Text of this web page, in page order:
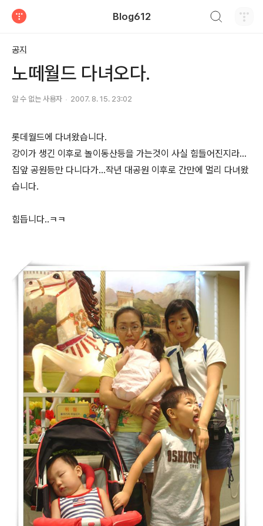
Blog612
공지
노떼월드 다녀오다.
알 수 없는 사용자 2007. 8. 15. 23:02
롯데월드에 다녀왔습니다.
강이가 생긴 이후로 놀이동산등을 가는것이 사실 힘들어진지라...
집앞 공원등만 다니다가...작년 대공원 이후로 간만에 멀리 다녀왔
습니다.
힘듭니다..ㅋㅋ